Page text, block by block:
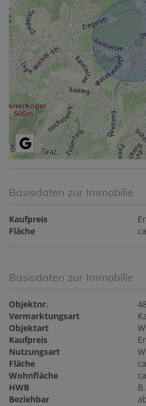
Basisdaten zur Immobilie
Kaufpreis
Fläche
Basisdaten zur Immobilie
Objektnr.
Vermarktungsart
Objektart
Kaufpreis
Nutzungsart
Fläche
Wohnfläche
HWB
Beziehbar